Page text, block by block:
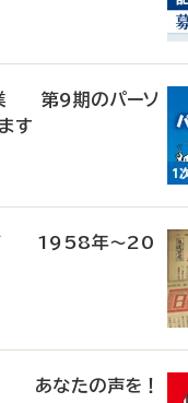
第9期のパーソ
す
ブ 1958年～20
あなたの声を！